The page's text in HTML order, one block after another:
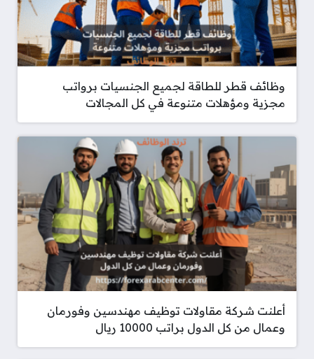
وظائف قطر للطاقة لجميع الجنسيات برواتب
مجزية ومؤهلات متنوعة في كل المجالات
أعلنت شركة مقاولات توظيف مهندسين وفورمان
وعمال من كل الدول براتب 10000 ريال